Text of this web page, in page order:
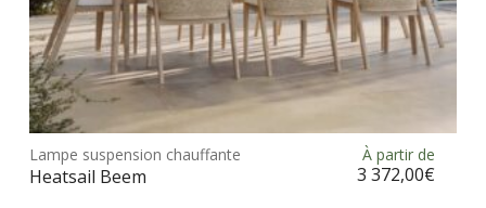
Choix des options
Lampe suspension chauffante
Heatsail Beem
À partir de
3 372,00€